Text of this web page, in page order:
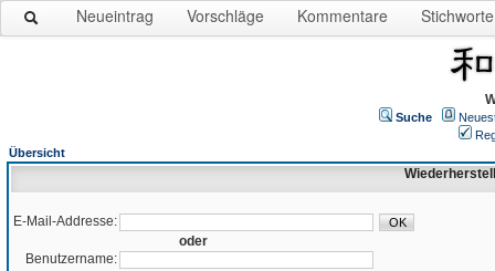
Neueintrag Vorschläge Kommentare Stichworte
Suche
Übersicht
E-Mail-Addresse:
oder
Benutzername: